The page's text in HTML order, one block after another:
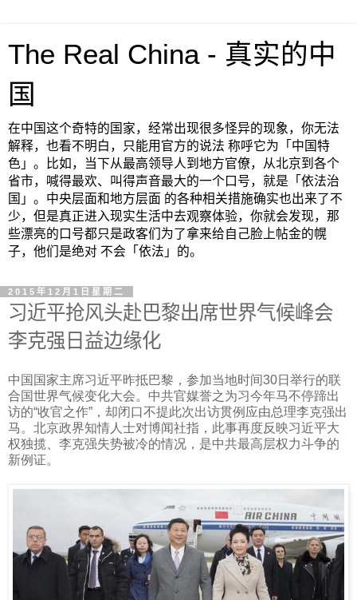
The Real China - 真实的中
国
在中国这个奇特的国家，经常出现很多怪异的现象，你无法
解释，也看不明白，只能用官方的说法 称呼它为「中国特
色」。比如，当下从最高领导人到地方官僚，从北京到各个
省市，喊得最欢、叫得声音最大的一个口号，就是「依法治
国」。中央层面和地方层面 的各种相关措施确实也出来了不
少，但是真正进入现实生活中去观察体验，你就会发现，那
些漂亮的口号都只是政客们为了拿来给自己脸上帖金的幌
子，他们是绝对 不会「依法」的。
2015年12月1日星期二
习近平抢风头赴巴黎出席世界气候峰会
李克强日益边缘化
中国国家主席习近平昨抵巴黎，参加当地时间30日举行的联
合国世界气候变化大会。中共官媒誉之为习今年马不停蹄出
访的“收官之作”，却闭口不提此次出访贯例应由总理李克强出
马。北京政界知情人士对博闻社指，此事再度反映习近平大
权独揽、李克强失势被冷的情况，是中共最高层权力斗争的
新例证。